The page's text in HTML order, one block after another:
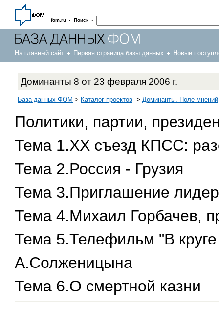
fom.ru · Поиск ·
На главный сайт Первая страница базы данных Новые
Доминанты 8 от 23 февраля 2006 г.
База данных ФОМ > Каталог проектов > Доминанты. Поле мнений
Политики, партии,
Тема 1.XX съезд КПСС:
Тема 2.Россия - Грузия
Тема 3.Приглашение
Тема 4.Михаил Горбачев,
Тема 5.Телефильм "В
А.Солженицына
Тема 6.О смертной казни